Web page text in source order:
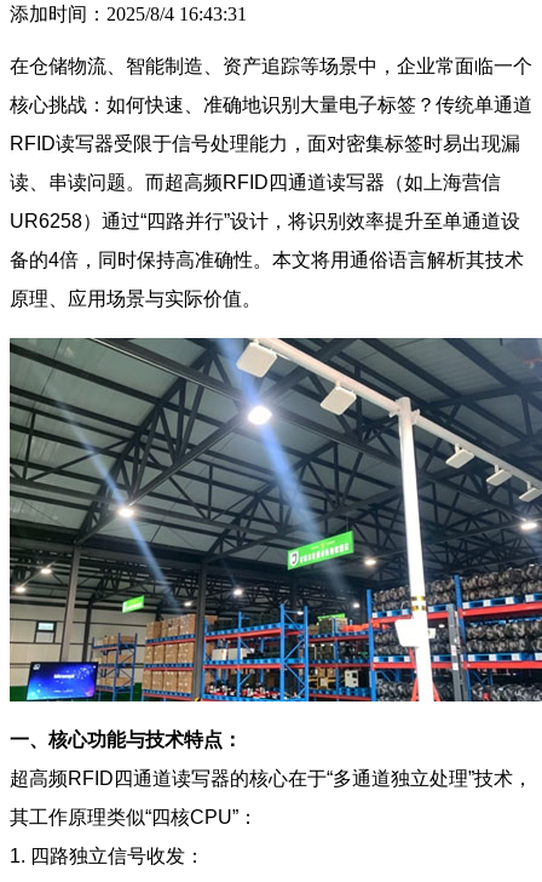
添加时间：2025/8/4 16:43:31
在仓储物流、智能制造、资产追踪等场景中，企业常面临一个
核心挑战：如何快速、准确地识别大量电子标签？传统单通道
RFID读写器受限于信号处理能力，面对密集标签时易出现漏
读、串读问题。而超高频RFID四通道读写器（如上海营信
UR6258）通过“四路并行”设计，将识别效率提升至单通道设
备的4倍，同时保持高准确性。本文将用通俗语言解析其技术
原理、应用场景与实际价值。
一、核心功能与技术特点：
超高频RFID四通道读写器的核心在于“多通道独立处理”技术，
其工作原理类似“四核CPU”：
1. 四路独立信号收发：